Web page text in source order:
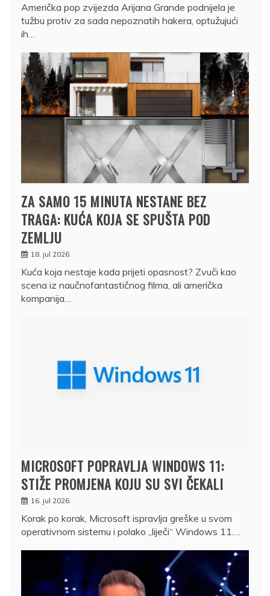
Američka pop zvijezda Arijana Grande podnijela je
tužbu protiv za sada nepoznatih hakera, optužujući
ih…
ZA SAMO 15 MINUTA NESTANE BEZ
TRAGA: KUĆA KOJA SE SPUŠTA POD
ZEMLJU
18. jul 2026.
Kuća koja nestaje kada prijeti opasnost? Zvuči kao
scena iz naučnofantastičnog filma, ali američka
kompanija…
MICROSOFT POPRAVLJA WINDOWS 11:
STIŽE PROMJENA KOJU SU SVI ČEKALI
16. jul 2026.
Korak po korak, Microsoft ispravlja greške u svom
operativnom sistemu i polako „liječi“ Windows 11.…